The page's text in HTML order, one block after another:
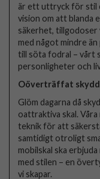
är ett uttryck för stil
vision om att blanda
säkerhet, tillgodoser
med något mindre
till söta fodral – vårt
personligheter och
Oöverträffat skydd
Glöm dagarna då
oattraktiva skal. Våra
teknik för att
samtidigt otroligt
mobilskal ska
med stilen – en
vi skapar.